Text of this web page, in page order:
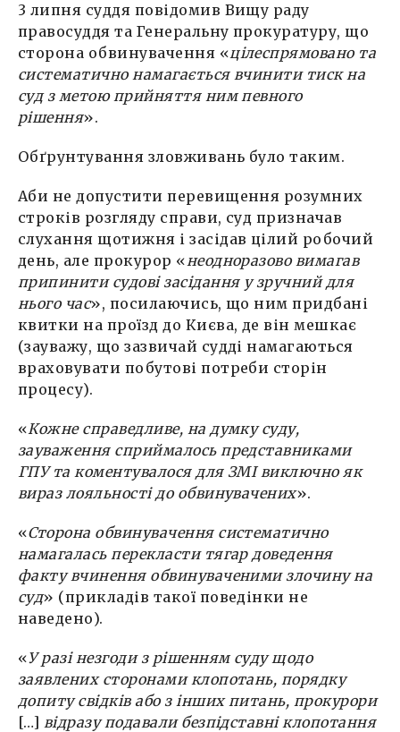
3 липня суддя повідомив Вищу раду
правосуддя та Генеральну прокуратуру, що
сторона обвинувачення «цілеспрямовано та
систематично намагається вчинити тиск на
суд з метою прийняття ним певного
рішення».
Обґрунтування зловживань було таким.
Аби не допустити перевищення розумних
строків розгляду справи, суд призначав
слухання щотижня і засідав цілий робочий
день, але прокурор «неодноразово вимагав
припинити судові засідання у зручний для
нього час», посилаючись, що ним придбані
квитки на проїзд до Києва, де він мешкає
(зауважу, що зазвичай судді намагаються
враховувати побутові потреби сторін
процесу).
«Кожне справедливе, на думку суду,
зауваження сприймалось представниками
ГПУ та коментувалося для ЗМІ виключно як
вираз лояльності до обвинувачених».
«Сторона обвинувачення систематично
намагалась перекласти тягар доведення
факту вчинення обвинуваченими злочину на
суд» (прикладів такої поведінки не
наведено).
«У разі незгоди з рішенням суду щодо
заявлених сторонами клопотань, порядку
допиту свідків або з інших питань, прокурори
[…] відразу подавали безпідставні клопотання